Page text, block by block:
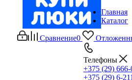
Сравнение0
Телефоны
+375 (29)
+375 (29) 6-
Главная
Каталог